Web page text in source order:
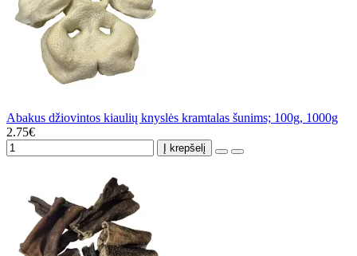
Abakus džiovintos kiaulių knyslės kramtalas šunims; 100g, 1000g
2.75€
Į krepšelį